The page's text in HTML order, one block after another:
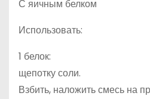
С яичным белком
Использовать:
1 белок:
щепотку соли.
Взбить, наложить смесь на